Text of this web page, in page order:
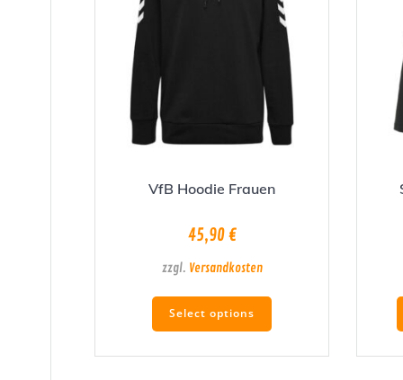
VfB Hoodie Frauen
45,90€
zzgl. Versandkosten
Select options
Dieses